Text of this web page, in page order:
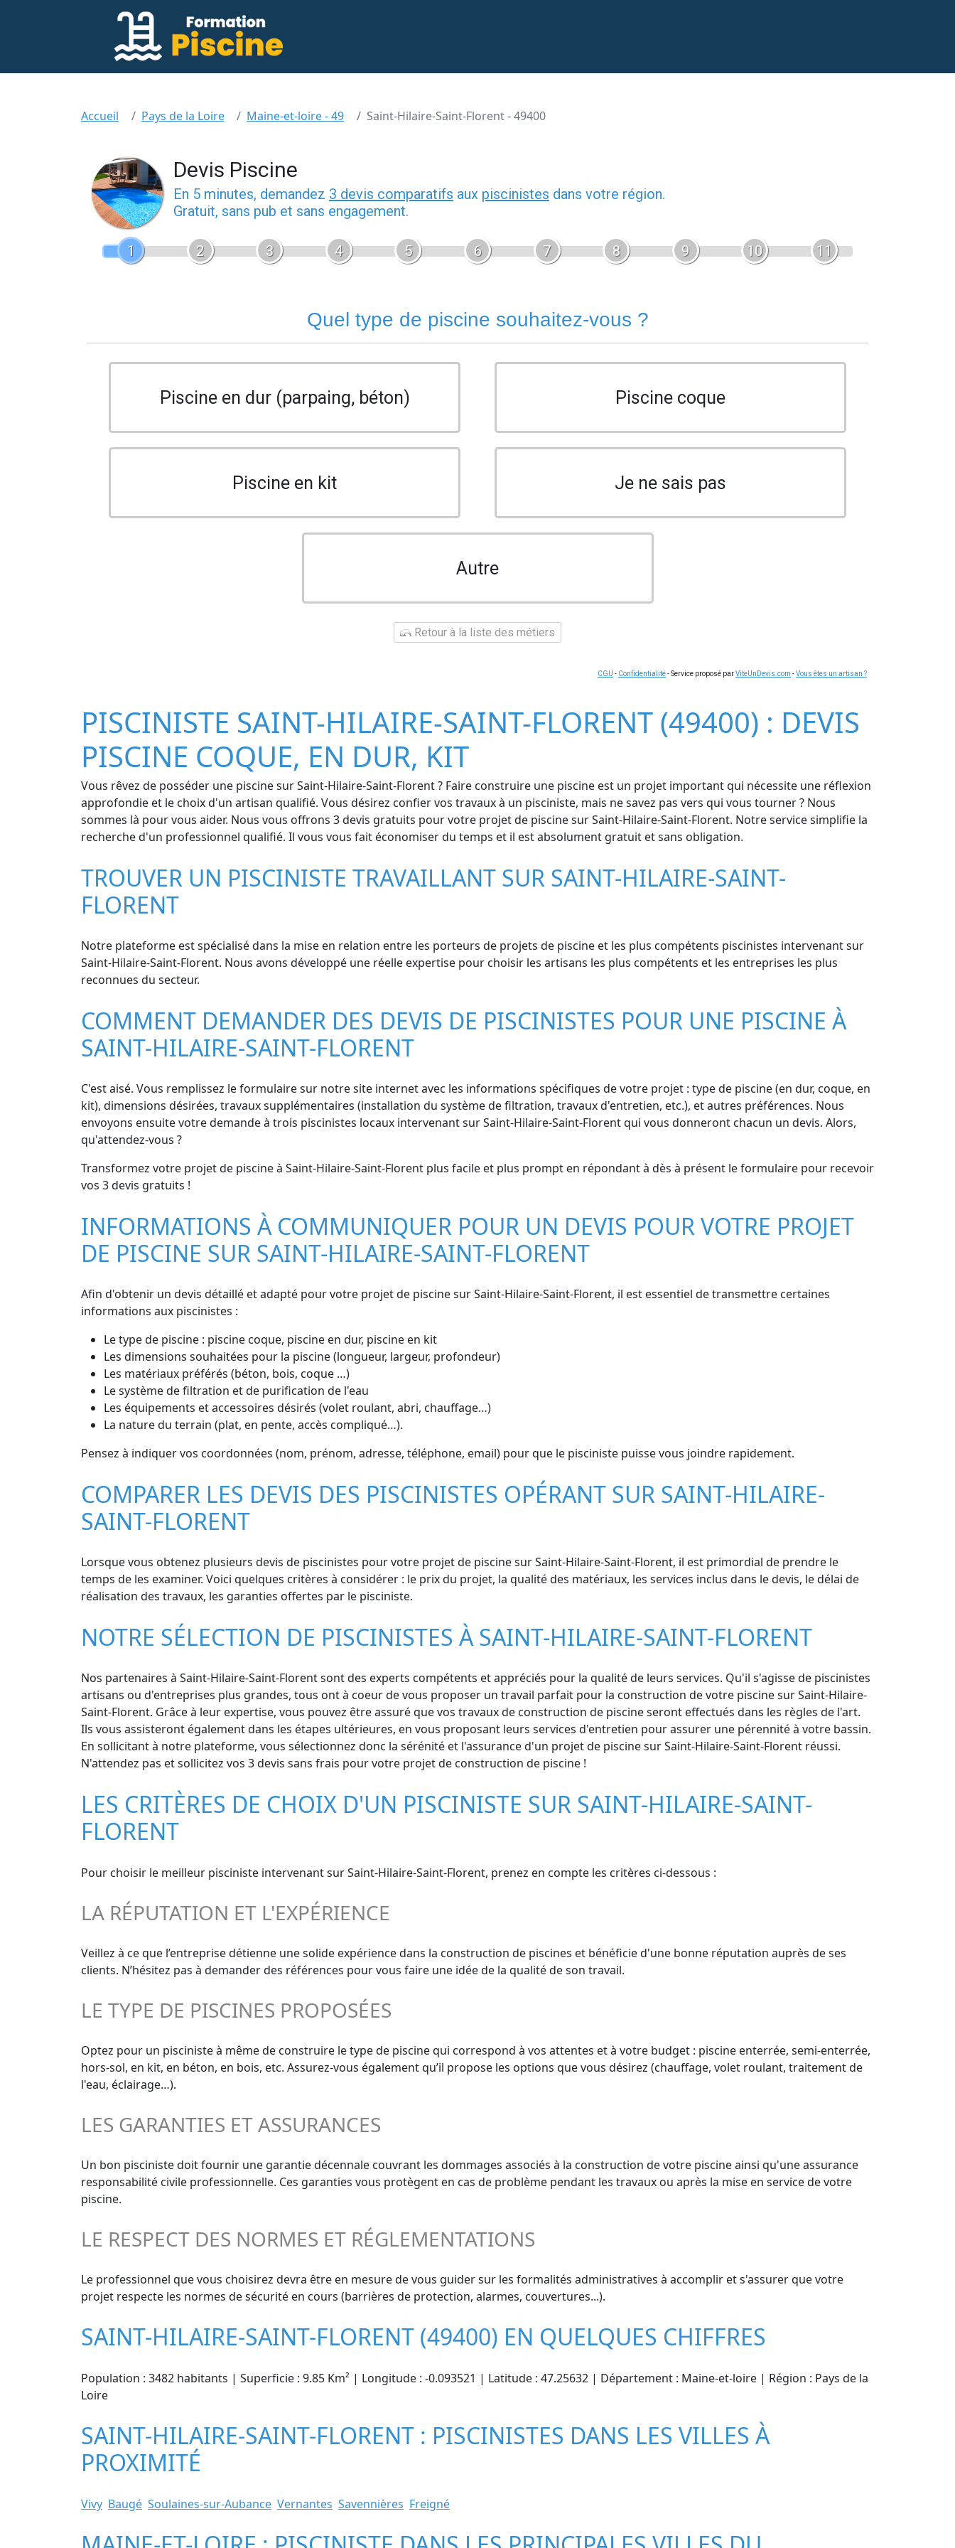
Accueil Pays de la Loire Maine-et-loire - 49 Saint-Hilaire-Saint-Florent - 49400
Devis Piscine
En 5 minutes, demandez 3 devis comparatifs aux piscinistes dans votre région.
Gratuit, sans pub et sans engagement.
1 2 3 4 5 6 7 8 9 10 11
Quel type de piscine souhaitez-vous ?
Piscine en dur (parpaing, béton) Piscine coque
Piscine en kit Je ne sais pas
Autre
Retour à la liste des métiers
CGU - Confidentialité- Service proposé parViteUnDevis.com -Vous êtes un artisan ?
PISCINISTE SAINT-HILAIRE-SAINT-FLORENT (49400) : DEVIS
PISCINE COQUE, EN DUR, KIT
Vous rêvez de posséder une piscine sur Saint-Hilaire-Saint-Florent ? Faire construire une piscine est un projet important qui nécessite une réflexion
approfondie et le choix d'un artisan qualifié. Vous désirez confier vos travaux à un pisciniste, mais ne savez pas vers qui vous tourner ? Nous
sommes là pour vous aider. Nous vous offrons 3 devis gratuits pour votre projet de piscine sur Saint-Hilaire-Saint-Florent. Notre service simplifie la
recherche d'un professionnel qualifié. Il vous vous fait économiser du temps et il est absolument gratuit et sans obligation.
TROUVER UN PISCINISTE TRAVAILLANT SUR SAINT-HILAIRE-SAINT-
FLORENT
Notre plateforme est spécialisé dans la mise en relation entre les porteurs de projets de piscine et les plus compétents piscinistes intervenant sur
Saint-Hilaire-Saint-Florent. Nous avons développé une réelle expertise pour choisir les artisans les plus compétents et les entreprises les plus
reconnues du secteur.
COMMENT DEMANDER DES DEVIS DE PISCINISTES POUR UNE PISCINE À
SAINT-HILAIRE-SAINT-FLORENT
C'est aisé. Vous remplissez le formulaire sur notre site internet avec les informations spécifiques de votre projet : type de piscine (en dur, coque, en
kit), dimensions désirées, travaux supplémentaires (installation du système de filtration, travaux d'entretien, etc.), et autres préférences. Nous
envoyons ensuite votre demande à trois piscinistes locaux intervenant sur Saint-Hilaire-Saint-Florent qui vous donneront chacun un devis. Alors,
qu'attendez-vous ?
Transformez votre projet de piscine à Saint-Hilaire-Saint-Florent plus facile et plus prompt en répondant à dès à présent le formulaire pour recevoir
vos 3 devis gratuits !
INFORMATIONS À COMMUNIQUER POUR UN DEVIS POUR VOTRE PROJET
DE PISCINE SUR SAINT-HILAIRE-SAINT-FLORENT
Afin d'obtenir un devis détaillé et adapté pour votre projet de piscine sur Saint-Hilaire-Saint-Florent, il est essentiel de transmettre certaines
informations aux piscinistes :
Le type de piscine : piscine coque, piscine en dur, piscine en kit
Les dimensions souhaitées pour la piscine (longueur, largeur, profondeur)
Les matériaux préférés (béton, bois, coque …)
Le système de filtration et de purification de l'eau
Les équipements et accessoires désirés (volet roulant, abri, chauffage…)
La nature du terrain (plat, en pente, accès compliqué…).
Pensez à indiquer vos coordonnées (nom, prénom, adresse, téléphone, email) pour que le pisciniste puisse vous joindre rapidement.
COMPARER LES DEVIS DES PISCINISTES OPÉRANT SUR SAINT-HILAIRE-
SAINT-FLORENT
Lorsque vous obtenez plusieurs devis de piscinistes pour votre projet de piscine sur Saint-Hilaire-Saint-Florent, il est primordial de prendre le
temps de les examiner. Voici quelques critères à considérer : le prix du projet, la qualité des matériaux, les services inclus dans le devis, le délai de
réalisation des travaux, les garanties offertes par le pisciniste.
NOTRE SÉLECTION DE PISCINISTES À SAINT-HILAIRE-SAINT-FLORENT
Nos partenaires à Saint-Hilaire-Saint-Florent sont des experts compétents et appréciés pour la qualité de leurs services. Qu'il s'agisse de piscinistes
artisans ou d'entreprises plus grandes, tous ont à coeur de vous proposer un travail parfait pour la construction de votre piscine sur Saint-Hilaire-
Saint-Florent. Grâce à leur expertise, vous pouvez être assuré que vos travaux de construction de piscine seront effectués dans les règles de l'art.
Ils vous assisteront également dans les étapes ultérieures, en vous proposant leurs services d'entretien pour assurer une pérennité à votre bassin.
En sollicitant à notre plateforme, vous sélectionnez donc la sérénité et l'assurance d'un projet de piscine sur Saint-Hilaire-Saint-Florent réussi.
N'attendez pas et sollicitez vos 3 devis sans frais pour votre projet de construction de piscine !
LES CRITÈRES DE CHOIX D'UN PISCINISTE SUR SAINT-HILAIRE-SAINT-
FLORENT
Pour choisir le meilleur pisciniste intervenant sur Saint-Hilaire-Saint-Florent, prenez en compte les critères ci-dessous :
LA RÉPUTATION ET L'EXPÉRIENCE
Veillez à ce que l’entreprise détienne une solide expérience dans la construction de piscines et bénéficie d'une bonne réputation auprès de ses
clients. N’hésitez pas à demander des références pour vous faire une idée de la qualité de son travail.
LE TYPE DE PISCINES PROPOSÉES
Optez pour un pisciniste à même de construire le type de piscine qui correspond à vos attentes et à votre budget : piscine enterrée, semi-enterrée,
hors-sol, en kit, en béton, en bois, etc. Assurez-vous également qu’il propose les options que vous désirez (chauffage, volet roulant, traitement de
l'eau, éclairage…).
LES GARANTIES ET ASSURANCES
Un bon pisciniste doit fournir une garantie décennale couvrant les dommages associés à la construction de votre piscine ainsi qu'une assurance
responsabilité civile professionnelle. Ces garanties vous protègent en cas de problème pendant les travaux ou après la mise en service de votre
piscine.
LE RESPECT DES NORMES ET RÉGLEMENTATIONS
Le professionnel que vous choisirez devra être en mesure de vous guider sur les formalités administratives à accomplir et s'assurer que votre
projet respecte les normes de sécurité en cours (barrières de protection, alarmes, couvertures...).
SAINT-HILAIRE-SAINT-FLORENT (49400) EN QUELQUES CHIFFRES
Population : 3482 habitants | Superficie : 9.85 Km² | Longitude : -0.093521 | Latitude : 47.25632 | Département : Maine-et-loire | Région : Pays de la
Loire
SAINT-HILAIRE-SAINT-FLORENT : PISCINISTES DANS LES VILLES À
PROXIMITÉ
Vivy Baugé Soulaines-sur-Aubance Vernantes Savennières Freigné